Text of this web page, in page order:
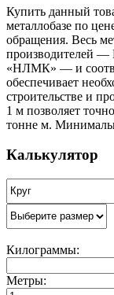
Купить данный
металлобазе по
обращения. Весь
производителей
«НЛМК» — и
обеспечивает
строительстве и
1 м позволяет
тонне м.
Калькулятор
Килограммы:
Метры: